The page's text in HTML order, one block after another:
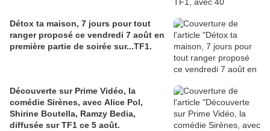
Détox ta maison, 7 jours pour tout
ranger proposé ce vendredi 7 août en
première partie de soirée sur...TF1.
Découverte sur Prime Vidéo, la
comédie Sirènes, avec Alice Pol,
Shirine Boutella, Ramzy Bedia,
diffusée sur TF1 ce 5 août.